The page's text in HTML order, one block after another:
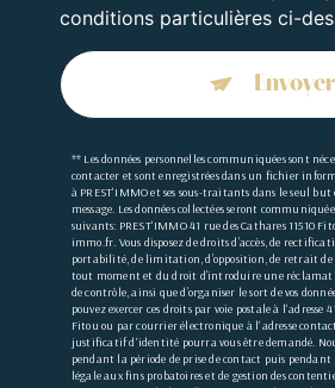
conditions particulières ci-
Envoyer
** Les données personnelles communiquées sont
contacter et sont enregistrées dans un fichier
à PREST'IMMO et ses sous-traitants dans le seul but
message. Les données collectées seront
suivants: PREST'IMMO 41 rue des Cathares 11510
immo.fr. Vous disposez de droits d’accès, de
portabilité, de limitation, d’opposition, de retrait de
tout moment et du droit d’introduire une
de contrôle, ainsi que d’organiser le sort de vos
pouvez exercer ces droits par voie postale à l'adresse
Fitou ou par courrier électronique à l'adresse
justificatif d'identité pourra vous être demandé.
pendant la période de prise de contact puis
légale aux fins probatoires et de gestion des